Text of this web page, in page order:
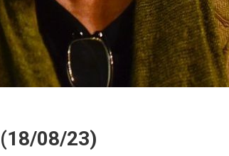
08/23)